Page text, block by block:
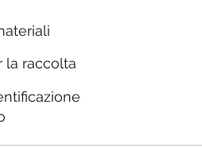
la raccolta